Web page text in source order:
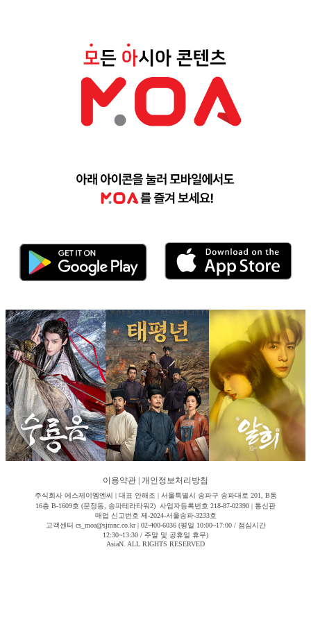
이용약관 개인정보처리방침
주식회사 에스제이엠엔씨 | 대표 안해조 | 서울특별시 송파구 송파대로 201, B동
16층 B-1609호 (문정동, 송파테라타워2) 사업자등록번호 218-87-02390 | 통신판
매업 신고번호 제-2024-서울송파-3233호
고객센터 cs_moa@sjmnc.co.kr | 02-400-6036 (평일 10:00~17:00 / 점심시간
12:30~13:30 / 주말 및 공휴일 휴무)
AsiaN. ALL RIGHTS RESERVED